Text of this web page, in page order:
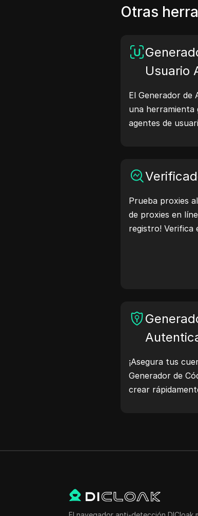
Otras
Usuario
El Generador de
una herramienta
agentes de
web, ayudando
desarrollo.
agentes de
Prueba proxies
de proxies en
registro! Verifica
¡Asegura tus
Generador de
crear